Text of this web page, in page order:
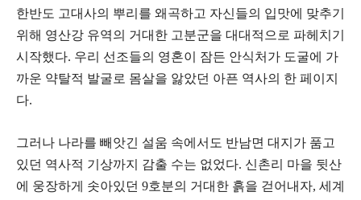
한반도 고대사의 뿌리를 왜곡하고 자신들의 입맛에 맞추기
위해 영산강 유역의 거대한 고분군을 대대적으로 파헤치기
시작했다. 우리 선조들의 영혼이 잠든 안식처가 도굴에 가
까운 약탈적 발굴로 몸살을 앓았던 아픈 역사의 한 페이지
다.
​그러나 나라를 빼앗긴 설움 속에서도 반남면 대지가 품고
있던 역사적 기상까지 감출 수는 없었다. 신촌리 마을 뒷산
에 웅장하게 솟아있던 9호분의 거대한 흙을 걷어내자, 세계